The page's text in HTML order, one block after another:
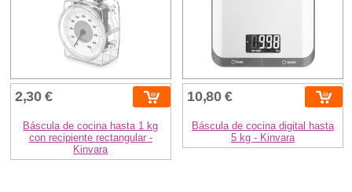
2,30 €
Báscula de cocina hasta 1 kg
con recipiente rectangular -
Kinvara
10,80 €
Báscula de cocina digital hasta
5 kg - Kinvara